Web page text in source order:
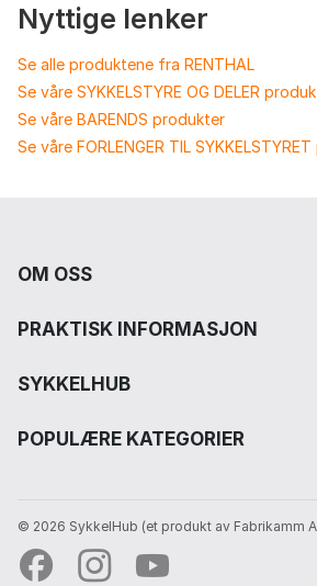
Nyttige lenker
Se alle produktene fra RENTHAL
Se våre SYKKELSTYRE OG DELER
Se våre BARENDS produkter
Se våre FORLENGER TIL
OM OSS
PRAKTISK INFORMASJON
SYKKELHUB
POPULÆRE KATEGORIER
© 2026 SykkelHub️ (et produkt av Fabrikamm